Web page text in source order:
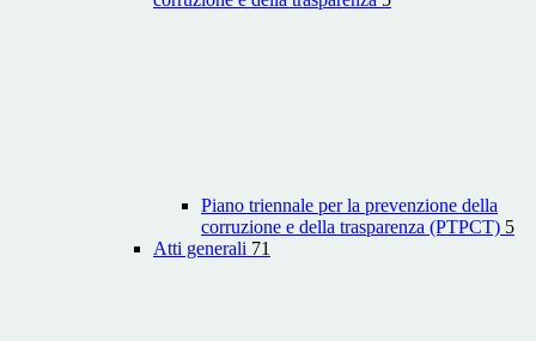
Piano triennale per la prevenzione della
corruzione e della trasparenza (PTPCT) 5
Atti generali 71